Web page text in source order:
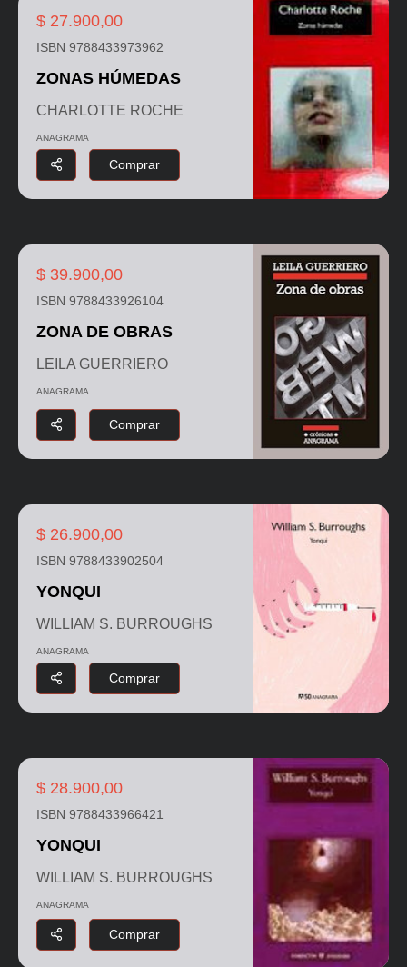
$ 27.900,00
ISBN 9788433973962
ZONAS HÚMEDAS
CHARLOTTE ROCHE
ANAGRAMA
Comprar
$ 39.900,00
ISBN 9788433926104
ZONA DE OBRAS
LEILA GUERRIERO
ANAGRAMA
Comprar
$ 26.900,00
ISBN 9788433902504
YONQUI
WILLIAM S. BURROUGHS
ANAGRAMA
Comprar
$ 28.900,00
ISBN 9788433966421
YONQUI
WILLIAM S. BURROUGHS
ANAGRAMA
Comprar